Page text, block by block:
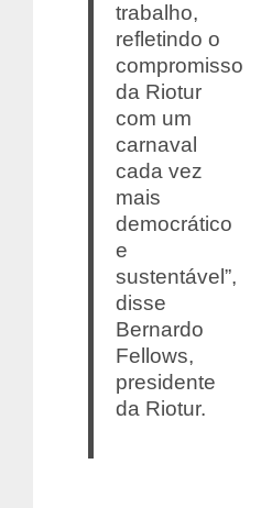
trabalho,
refletindo o
compromisso
da Riotur
com um
carnaval
cada vez
mais
democrático
e
sustentável”,
disse
Bernardo
Fellows,
presidente
da Riotur.